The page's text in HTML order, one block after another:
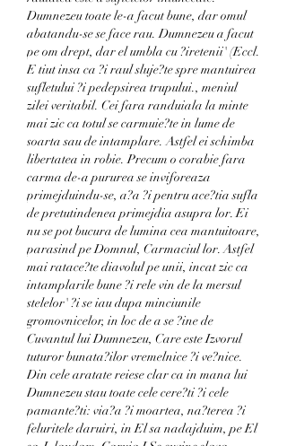
Dumnezeu toate le-a facut bune, dar omul
abatandu-se se face rau. Dumnezeu a facut
pe om drept, dar el umbla cu ?iretenii' (Eccl.
E tiut insa ca ?i raul sluje?te spre mantuirea
sufletului ?i pedepsirea trupului., meniul
zilei veritabil. Cei fara randuiala la minte
mai zic ca totul se carmuie?te in lume de
soarta sau de intamplare. Astfel ei schimba
libertatea in robie. Precum o corabie fara
carma de-a pururea se inviforeaza
primejduindu-se, a?a ?i pentru ace?tia sufla
de pretutindenea primejdia asupra lor. Ei
nu se pot bucura de lumina cea mantuitoare,
parasind pe Domnul, Carmaciul lor. Astfel
mai ratace?te diavolul pe unii, incat zic ca
intamplarile bune ?i rele vin de la mersul
stelelor' ?i se iau dupa minciunile
gromovnicelor, in loc de a se ?ine de
Cuvantul lui Dumnezeu, Care este Izvorul
tuturor bunata?ilor vremelnice ?i ve?nice.
Din cele aratate reiese clar ca in mana lui
Dumnezeu stau toate cele cere?ti ?i cele
pamante?ti: via?a ?i moartea, na?terea ?i
feluritele daruiri, in El sa nadajduim, pe El